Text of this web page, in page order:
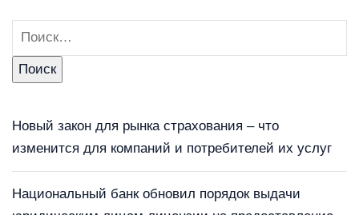
Новый закон для рынка страхования – что
изменится для компаний и потребителей их услуг
Национальный банк обновил порядок выдачи